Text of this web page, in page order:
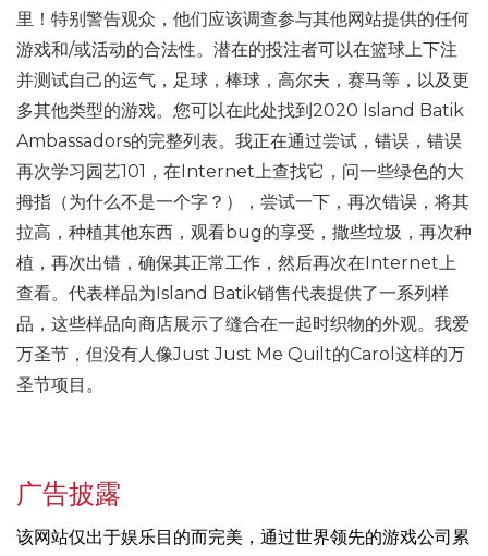
里！特别警告观众，他们应该调查参与其他网站提供的任何
游戏和/或活动的合法性。潜在的投注者可以在篮球上下注
并测试自己的运气，足球，棒球，高尔夫，赛马等，以及更
多其他类型的游戏。您可以在此处找到2020 Island Batik
Ambassadors的完整列表。我正在通过尝试，错误，错误
再次学习园艺101，在Internet上查找它，问一些绿色的大
拇指（为什么不是一个字？），尝试一下，再次错误，将其
拉高，种植其他东西，观看bug的享受，撒些垃圾，再次种
植，再次出错，确保其正常工作，然后再次在Internet上
查看。代表样品为Island Batik销售代表提供了一系列样
品，这些样品向商店展示了缝合在一起时织物的外观。我爱
万圣节，但没有人像Just Just Me Quilt的Carol这样的万
圣节项目。
广告披露
该网站仅出于娱乐目的而完美，通过世界领先的游戏公司累